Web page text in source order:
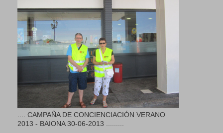
.... CAMPAÑA DE CONCIENCIACIÓN VERANO
2013 - BAIONA 30-06-2013 .........